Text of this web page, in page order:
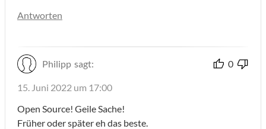
Antworten
Philipp sagt: 0
15. Juni 2022 um 17:00
Open Source! Geile Sache!
Früher oder später eh das beste.